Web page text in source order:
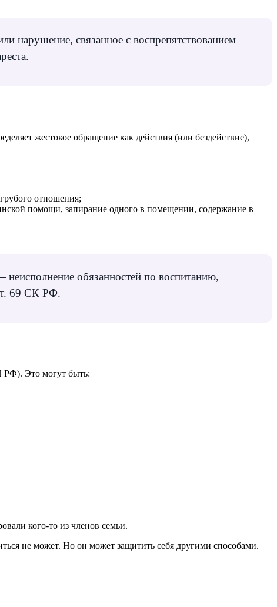
нарушение, связанное с воспрепятствованием
жестокое обращение как действия (или бездействие),
отношения;
помощи, запирание одного в помещении, содержание в
обязанностей по воспитанию,
69 СК РФ.
РФ). Это могут быть:
кого-то из членов семьи.
не может. Но он может защитить себя другими способами.